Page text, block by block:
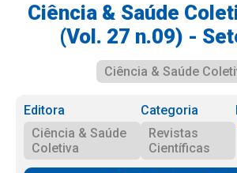
Ciência & Saúde
(Vol. 27 n.09) -
Ciência & Saúde
Editora
Ciência & Saúde
Coletiva
Categoria
Revistas
Científicas